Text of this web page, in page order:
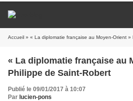
Accueil » « La diplomatie française au Moyen-Orient
« La diplomatie française au
Philippe de Saint-Robert
Publié le 09/01/2017 à 10:07
Par lucien-pons